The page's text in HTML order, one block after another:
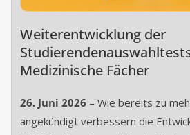
Weiterentwicklung der
Medizinische Fächer
26. Juni 2026 – Wie bereits zu
angekündigt verbessern die